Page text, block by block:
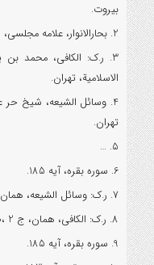
بیروت.
2. بحارالانوار، علامه مجلسی، ج 55، ص 341، مؤسسه الوفاء، بیروت.
الاسلامیة، تهران.
تهران.
5. …
6. سوره بقره، آیه 185.
7. ر.ک: وسائل الشیعه، همان، ج 10، ص 313.
8. ر.ک: الکافی، همان، ج 2 ،ص 628.
9. سوره بقره، آیه 185.